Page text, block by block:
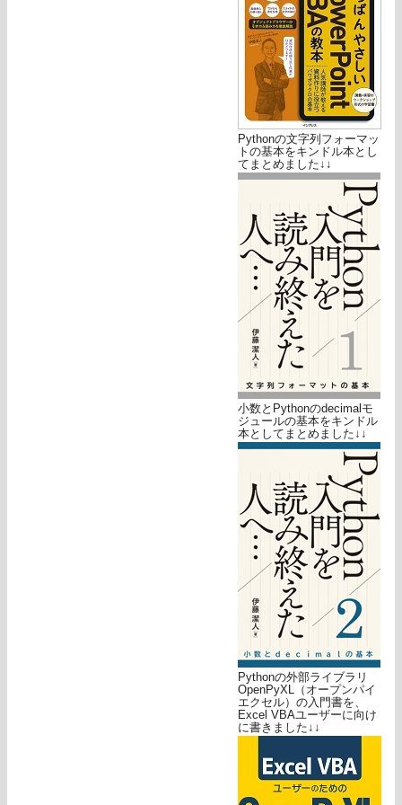
Pythonの文字列フォーマッ
トの基本をキンドル本とし
てまとめました↓↓
小数とPythonのdecimalモ
ジュールの基本をキンドル
本としてまとめました↓↓
Pythonの外部ライブラリ
OpenPyXL（オープンパイ
エクセル）の入門書を、
Excel VBAユーザーに向け
に書きました↓↓